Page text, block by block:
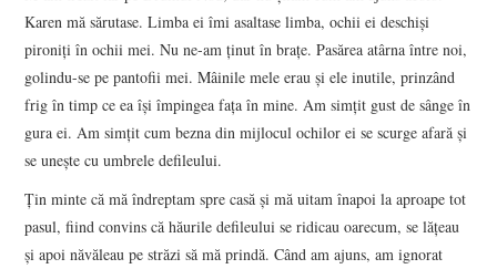
Karen mă sărutase. Limba ei îmi asaltase limba, ochii ei deschiși
pironiți în ochii mei. Nu ne-am ținut în brațe. Pasărea atârna între noi,
golindu-se pe pantofii mei. Mâinile mele erau și ele inutile, prinzând
frig în timp ce ea își împingea fața în mine. Am simțit gust de sânge în
gura ei. Am simțit cum bezna din mijlocul ochilor ei se scurge afară și
se unește cu umbrele defileului.
Țin minte că mă îndreptam spre casă și mă uitam înapoi la aproape tot
pasul, fiind convins că hăurile defileului se ridicau oarecum, se lățeau
și apoi năvăleau pe străzi să mă prindă. Când am ajuns, am ignorat